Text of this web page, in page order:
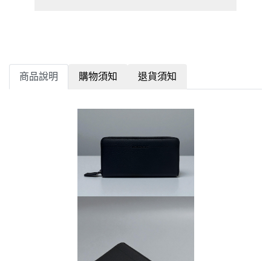
商品說明 購物須知 退貨須知